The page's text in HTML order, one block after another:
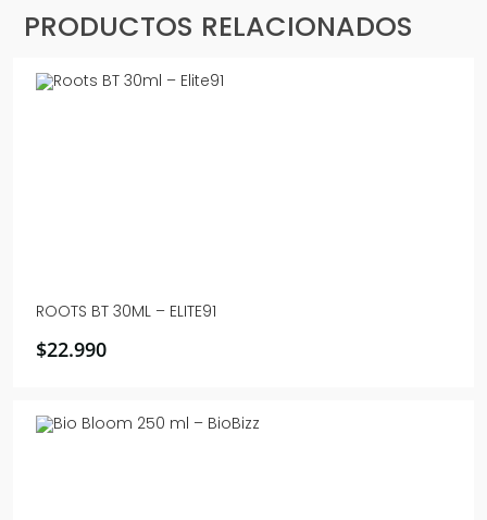
PRODUCTOS RELACIONADOS
ROOTS BT 30ML – ELITE91
$22.990